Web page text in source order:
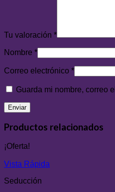
Tu valoración *
Nombre *
Correo electrónico *
Guarda mi nombre, correo
Productos relacionados
¡Oferta!
Vista Rápida
Seducción